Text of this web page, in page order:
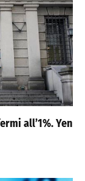
all’1%. Yen